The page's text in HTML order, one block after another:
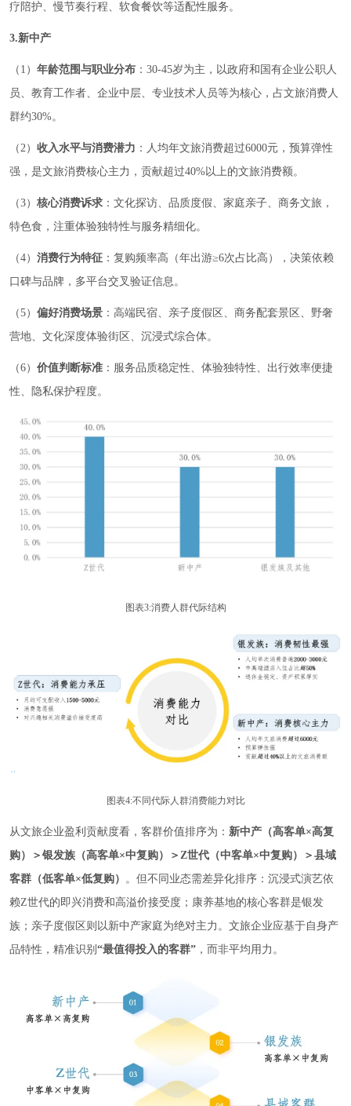
疗陪护、慢节奏行程、软食餐饮等适配性服务。
3.新中产
（1） 年龄范围与职业分布 ：30-45岁为主，以政府和国有企业公职人
员、教育工作者、企业中层、专业技术人员等为核心，占文旅消费人
群约30%。
（2） 收入水平与消费潜力 ：人均年文旅消费超过6000元，预算弹性
强，是文旅消费核心主力，贡献超过40%以上的文旅消费额。
（3） 核心消费诉求 ：文化探访、品质度假、家庭亲子、商务文旅，
特色食，注重体验独特性与服务精细化。
（4） 消费行为特征 ：复购频率高（年出游≥6次占比高），决策依赖
口碑与品牌，多平台交叉验证信息。
（5） 偏好消费场景 ：高端民宿、亲子度假区、商务配套景区、野奢
营地、文化深度体验街区、沉浸式综合体。
（6） 价值判断标准 ：服务品质稳定性、体验独特性、出行效率便捷
性、隐私保护程度。
图表3:消费人群代际结构
图表4:不同代际人群消费能力对比
从文旅企业盈利贡献度看，客群价值排序为： 新中产（高客单×高复
购）＞银发族（高客单×中复购）＞Z世代（中客单×中复购）＞县域
客群（低客单×低复购）
。但不同业态需差异化排序：沉浸式演艺依
赖Z世代的即兴消费和高溢价接受度；康养基地的核心客群是银发
族；亲子度假区则以新中产家庭为绝对主力。文旅企业应基于自身产
品特性，精准识别 “最值得投入的客群” ，而非平均用力。